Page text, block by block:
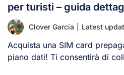
per turisti – guida
Clover Garcia Latest
Acquista una SIM card
piano dati! Ti consentirà di